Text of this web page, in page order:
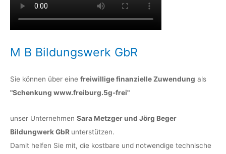
M B Bildungswerk GbR
Sie können über eine freiwillige finanzielle Zuwendung als
"Schenkung www.freiburg.5g-frei"
unser Unternehmen Sara Metzger und Jörg Beger
Bildungwerk GbR unterstützen.
Damit helfen Sie mit, die kostbare und notwendige technische